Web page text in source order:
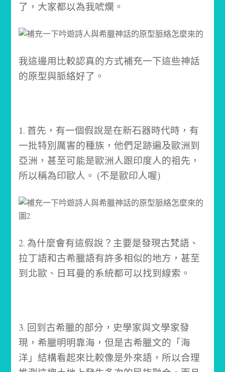
了，大家都以為我唬爛。
我這邊用比較認真的方式補充一下這些神話
的原型與脈絡好了。
1. 首先，有一個假說是在新石器時代時，有
一批特別厲害的種族，他們足跡遍及歐洲到
亞洲，甚至可能是歐洲人跟印度人的祖先，
所以稱為印歐人。 (不是歐印人喔)
2. 為什麼會有這假說？主要是發現古梵語、
拉丁語和古希臘語有許多相似的地方，甚至
到北歐、日耳曼的系統都可以找到線索。
3. 回到古希臘的部分，史學家與文學家發
現，希臘明明靠海，但是古希臘文的「海
洋」結構看起來比較像是外來語，所以合理